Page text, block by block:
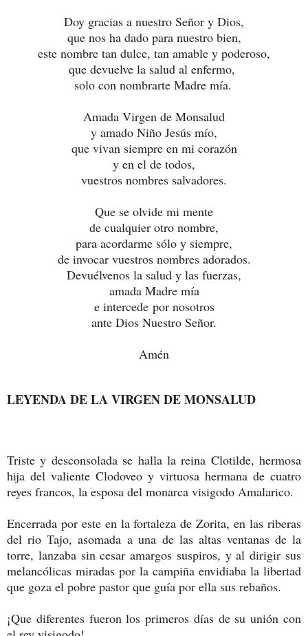
Doy gracias a nuestro Señor y Dios,
que nos ha dado para nuestro bien,
este nombre tan dulce, tan amable y poderoso,
que devuelve la salud al enfermo,
solo con nombrarte Madre mía.
Amada Virgen de Monsalud
y amado Niño Jesús mío,
que vivan siempre en mi corazón
y en el de todos,
vuestros nombres salvadores.
Que se olvide mi mente
de cualquier otro nombre,
para acordarme sólo y siempre,
de invocar vuestros nombres adorados.
Devuélvenos la salud y las fuerzas,
amada Madre mía
e intercede por nosotros
ante Dios Nuestro Señor.
Amén
LEYENDA DE LA VIRGEN DE MONSALUD
Triste y desconsolada se halla la reina Clotilde, hermosa
hija del valiente Clodoveo y virtuosa hermana de cuatro
reyes francos, la esposa del monarca visigodo Amalarico.
Encerrada por este en la fortaleza de Zorita, en las riberas
del rio Tajo, asomada a una de las altas ventanas de la
torre, lanzaba sin cesar amargos suspiros, y al dirigir sus
melancólicas miradas por la campiña envidiaba la libertad
que goza el pobre pastor que guía por ella sus rebaños.
¡Que diferentes fueron los primeros días de su unión con